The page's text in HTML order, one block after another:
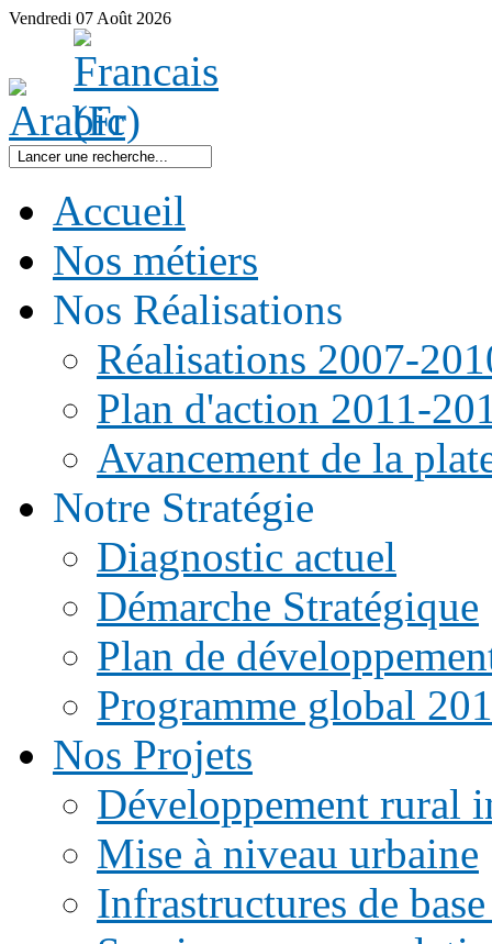
Vendredi 07 Août 2026
Accueil
Nos métiers
Nos Réalisations
Réalisations 2007-
Plan d'action 2011-
Avancement de la
Notre Stratégie
Diagnostic actuel
Démarche Stratégique
Plan de
Programme global
Nos Projets
Développement rural
Mise à niveau urbaine
Infrastructures de